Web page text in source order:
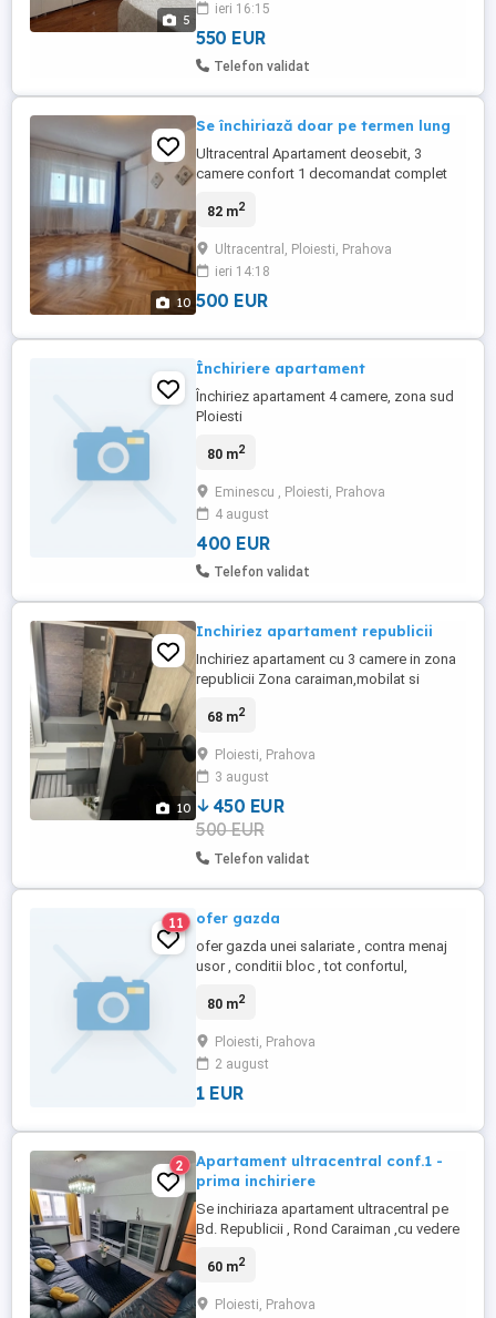
5
ieri 16:15
550 EUR
Telefon validat
10
Se închiriază doar pe termen lung
Ultracentral Apartament deosebit, 3
camere confort 1 decomandat complet
condiționat, ușă exterior metalică, usi
5 cu lift, în apropiere de supermaketuri,
piata, farmacie, restaurante, mijloace de
transport în comun. Se ...
82 m2
Ultracentral, Ploiesti, Prahova
ieri 14:18
500 EUR
Închiriere apartament
Închiriez apartament 4 camere, zona sud
Ploiesti
80 m2
Eminescu , Ploiesti, Prahova
4 august
400 EUR
Telefon validat
10
Inchiriez apartament republicii
Inchiriez apartament cu 3 camere in zona
republicii Zona caraiman,mobilat si
la parter(parter inalt) Bloc finalizat 2022 Se
salon ect Se percepe o luna chirie plus o
luna garantie
68 m2
Ploiesti, Prahova
3 august
450 EUR
500 EUR
Telefon validat
11 ofer gazda
ofer gazda unei salariate , contra menaj
usor , conditii bloc , tot confortul,
Confort: 1, Compartimentare:
camere: 3, numar loc de parcare: 0, numar
bai: 2, suprafata utila: 80, anul constructiei:
1987
80 m2
Ploiesti, Prahova
2 august
1 EUR
2
Apartament ultracentral conf.1 -
prima inchiriere
Se inchiriaza apartament ultracentral pe
Bd. Republicii , Rond Caraiman ,cu vedere
construit in anii '90. Apartamentul este
dormitoare ,living cu bucatarie,baie , hol
60 m2
Ploiesti, Prahova